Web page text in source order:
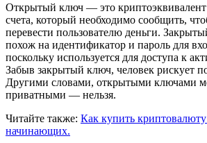
Открытый ключ — это криптоэквивалент
счета, который необходимо сообщить,
перевести пользователю деньги.
похож на идентификатор и пароль для
поскольку используется для доступа к
Забыв закрытый ключ, человек рискует
Другими словами, открытыми ключами
приватными — нельзя.
Читайте также: Как купить
начинающих.